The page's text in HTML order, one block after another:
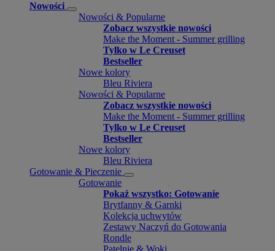
Nowości
Nowości & Popularne
Zobacz wszystkie nowości
Make the Moment - Summer grilling
Tylko w Le Creuset
Bestseller
Nowe kolory
Bleu Riviera
Nowości & Popularne
Zobacz wszystkie nowości
Make the Moment - Summer grilling
Tylko w Le Creuset
Bestseller
Nowe kolory
Bleu Riviera
Gotowanie & Pieczenie
Gotowanie
Pokaż wszystko: Gotowanie
Brytfanny & Garnki
Kolekcja uchwytów
Zestawy Naczyń do Gotowania
Rondle
Patelnie & Woki